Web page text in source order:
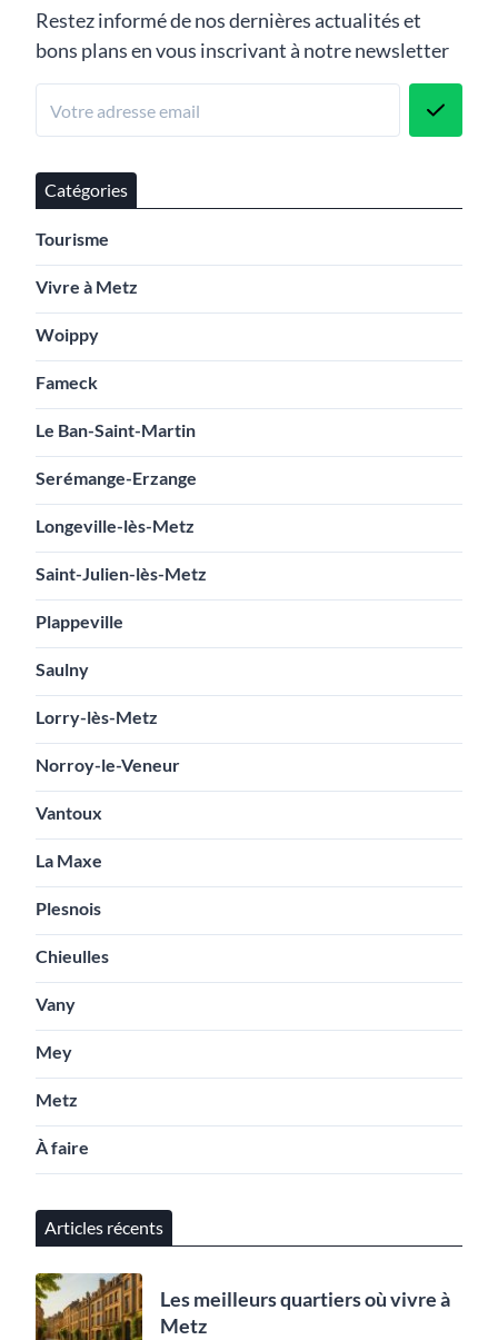
Restez informé de nos dernières actualités et
bons plans en vous inscrivant à notre newsletter
Catégories
Tourisme
Vivre à Metz
Woippy
Fameck
Le Ban-Saint-Martin
Serémange-Erzange
Longeville-lès-Metz
Saint-Julien-lès-Metz
Plappeville
Saulny
Lorry-lès-Metz
Norroy-le-Veneur
Vantoux
La Maxe
Plesnois
Chieulles
Vany
Mey
Metz
À faire
Articles récents
Les meilleurs quartiers où vivre à
Metz